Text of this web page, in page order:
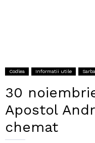
Codlea Informatii utile
30
Apostol
chemat